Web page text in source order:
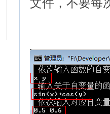
文件，不要每